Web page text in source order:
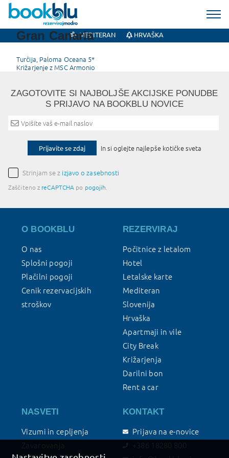
MEDITERAN HRVAŠKA
Gran Canaria
Post
navigation
Turčija, Paloma Oceana 5*
Križarjenje z MSC Armonio
ZAGOTOVITE SI NAJBOLJŠE AKCIJSKE PONUDBE
S PRIJAVO NA BOOKBLU NOVICE
Prijavite se zdaj In si oglejte najlepše kotičke sveta
Strinjam se z izjavo o zasebnosti
Zaščiteno z reCAPTCHA po pogojih
O BOOKBLU
O nas
Splošni pogoji
Plačilni pogoji
Cenik rezervacijskih
stroškov
NASVETI
Vizumi in cepljenja
Zavarovanja
REZERVIRAJ
Počitnice z letalom
Hotel
Letalske karte
Mediteran
Slovenija
Hrvaška
Apartmaji in vile
City Break
Križarjenja
Darilni bon
Rent a car
KONTAKT
Prijava na e-novice
+386 18280 800